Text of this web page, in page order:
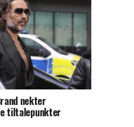
nekter
tiltalepunkter